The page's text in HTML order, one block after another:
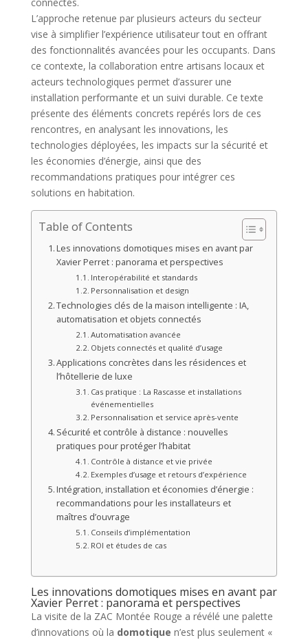
L’approche retenue par plusieurs acteurs du secteur
vise à simplifier l’expérience utilisateur tout en offrant
des fonctionnalités avancées pour les occupants. Dans
ce contexte, la collaboration entre artisans locaux et
acteurs technologiques permet d’assurer une
installation performante et un suivi durable. Ce texte
présente des éléments concrets repérés lors de ces
rencontres, en analysant les innovations, les
technologies déployées, les impacts sur la sécurité et
les économies d’énergie, ainsi que des
recommandations pratiques pour intégrer ces
solutions en habitation.
Table of Contents
Les innovations domotiques mises en avant par
Xavier Perret : panorama et perspectives
Interopérabilité et standards
Personnalisation et design
Technologies clés de la maison intelligente : IA,
automatisation et objets connectés
Automatisation avancée
Objets connectés et qualité d’usage
Applications concrètes dans les résidences et
l’hôtellerie de luxe
Cas pratique : La Rascasse et installations
événementielles
Personnalisation et service après-vente
Sécurité et contrôle à distance : nouvelles
pratiques pour protéger l’habitat
Contrôle à distance et vie privée
Exemples d’usage et retours d’expérience
Intégration, installation et économies d’énergie :
recommandations pour les installateurs et
maîtres d’ouvrage
Conseils d’implémentation
ROI et études de cas
Les innovations domotiques mises en avant par
Xavier Perret : panorama et perspectives
La visite de la ZAC Montée Rouge a révélé une palette
d’innovations où la domotique n’est plus seulement «